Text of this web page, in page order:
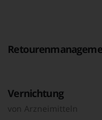
Vernichtung
von Arzneimitteln